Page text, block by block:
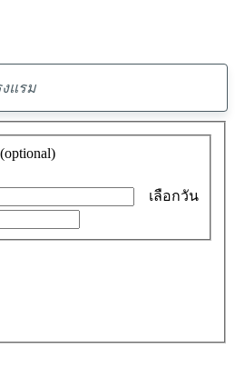
พบ
ข้อ
เสนอ
0
(optional)
เลือกวัน